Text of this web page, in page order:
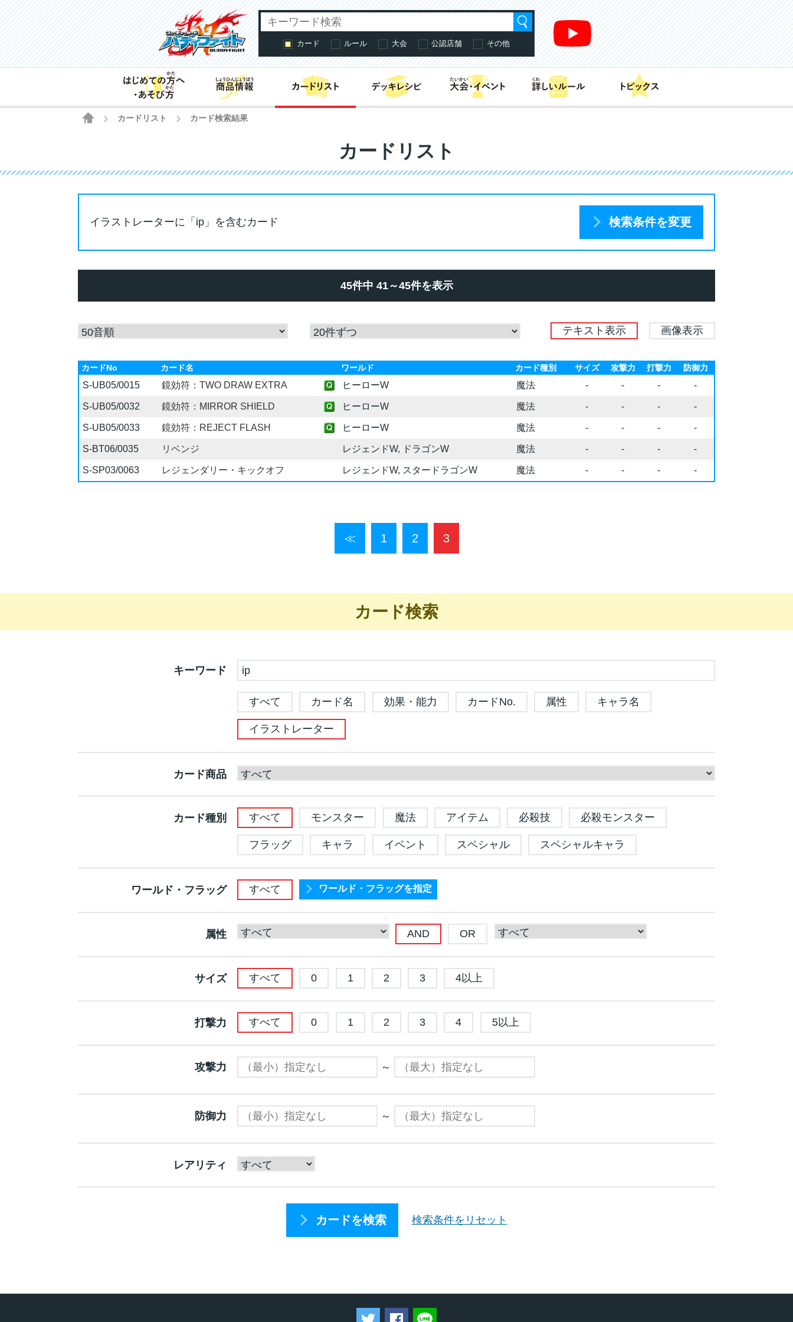
カード ルール 大会 公認店舗 その他
はじめての方へ・あそび方商品情報 カードリスト
HOME
カードリスト カード検索結果
カードリスト
イラストレーターに「ip」を含むカード 検索条件を変更
45件中 41～45件を表示
テキスト表示 画像表示
カードNo カード名 ワールド カード種別 サイズ 攻撃力 打撃力 防御力
S-UB05/0015 鏡効符：TWO DRAW EXTRA ヒーローW 魔法 - - - -
S-UB05/0032 鏡効符：MIRROR SHIELD ヒーローW 魔法 - - - -
S-UB05/0033 鏡効符：REJECT FLASH ヒーローW 魔法 - - - -
S-BT06/0035 リベンジ レジェンドW, ドラゴンW 魔法 - - - -
S-SP03/0063 レジェンダリー・キックオフ レジェンドW, スタードラゴンW 魔法 - - - -
≪ 1 2 3
カード検索
キーワード
すべて カード名 効果・能力 カードNo. 属性 キャラ名
イラストレーター
カード商品
カード種別 すべて モンスター 魔法 アイテム 必殺技 必殺モンスター
フラッグ キャラ イベント スペシャル スペシャルキャラ
ワールド・フラッグ すべて ワールド・フラッグを指定
属性 AND OR
サイズ すべて 0 1 2 3 4以上
打撃力 すべて 0 1 2 3 4 5以上
攻撃力 ～
防御力 ～
レアリティ
カードを検索 検索条件をリセット
ツイートするFacebookでシェアする